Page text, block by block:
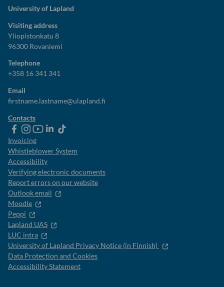
University of Lapland
Visiting address
Yliopistonkatu 8
96300 Rovaniemi
Telephone
+358 16 341 341
Email
firstname.lastname@ulapland.fi
Contacts
ulapland
universityoflapland
ulaplandUniversity
Lapland
ulapland
Invoicing
Whistleblower System
Accessibility
Verifying electronic documents
Report errors on our website
Outlook email
Moodle
Peppi
Lapland UAS
LUC intra
University of Lapland Privacy Notice (in Finnish)
Data Protection and Cookies
Accessibility Statement